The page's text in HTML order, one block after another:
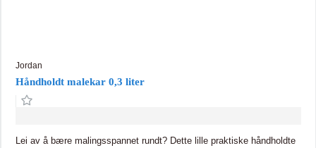
Jordan
Håndholdt malekar 0,3 liter
Lei av å bære malingsspannet rundt? Dette lille praktiske håndholdte